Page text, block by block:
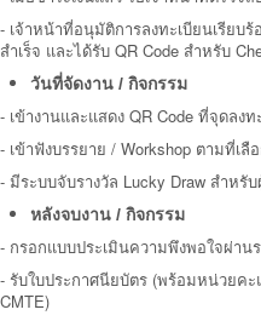
- เจ้าหน้าที่อนุมัติการลงทะเบียนเรียบ
สำเร็จ และได้รับ QR Code สำหรับ
วันที่จัดงาน / กิจกรรม
- เข้างานและแสดง QR Code ที่จุดลงท
- เข้าฟังบรรยาย / Workshop ตามที่เลื
- มีระบบจับรางวัล Lucky Draw สำหรั
หลังจบงาน / กิจกรรม
- กรอกแบบประเมินความพึงพอใจผ่าน
- รับใบประกาศนียบัตร (พร้อมหน่วยค
CMTE)